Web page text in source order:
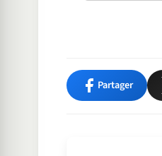
Partager